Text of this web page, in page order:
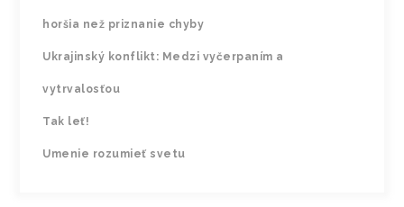
horšia než priznanie chyby
Ukrajinský konflikt: Medzi vyčerpaním a
vytrvalosťou
Tak leť!
Umenie rozumieť svetu